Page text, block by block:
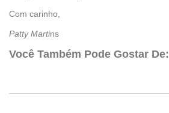
Com carinho,
Patty Martins
Você Também Pode Gostar De: